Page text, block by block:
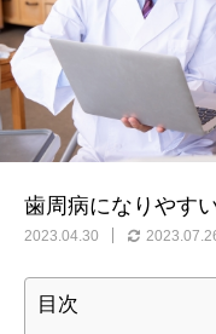
歯周病になりやす
2023.04.30
目次